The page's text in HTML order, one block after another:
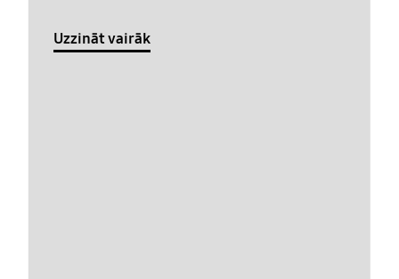
Uzzināt vairāk